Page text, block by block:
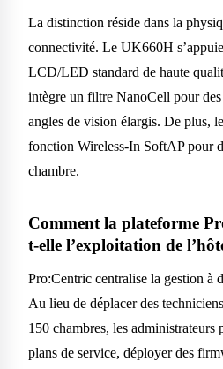
La distinction réside dans la
connectivité. Le UK660H
LCD/LED standard de haute
intègre un filtre NanoCell pour
angles de vision élargis. De plus,
fonction Wireless-In SoftAP pour
chambre.
Comment la plateforme
t-elle l’exploitation de
Pro:Centric centralise la gestion à
Au lieu de déplacer des
150 chambres, les administrateurs
plans de service, déployer des